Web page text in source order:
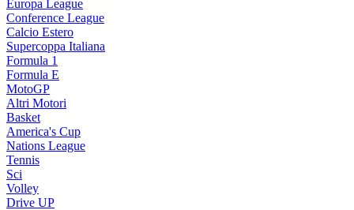
Europa League
Conference League
Calcio Estero
Supercoppa Italiana
Formula 1
Formula E
MotoGP
Altri Motori
Basket
America's Cup
Nations League
Tennis
Sci
Volley
Drive UP